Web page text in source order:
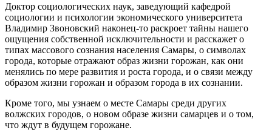
Доктор социологических наук, заведующий кафедрой
социологии и психологии экономического университета
Владимир Звоновский наконец-то раскроет тайны нашего
ощущения собственной исключительности и расскажет о
типах массового сознания населения Самары, о символах
города, которые отражают образ жизни горожан, как они
менялись по мере развития и роста города, и о связи между
образом жизни горожан и образом города в их сознании.
Кроме того, мы узнаем о месте Самары среди других
волжских городов, о новом образе жизни самарцев и о том,
что ждут в будущем горожане.